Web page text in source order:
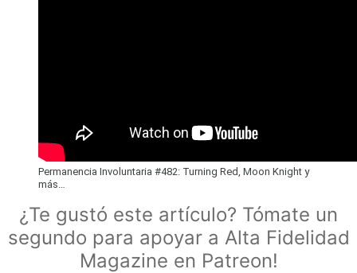
Permanencia Involuntaria #482: Turning Red, Moon Knight y
más…
¿Te gustó este artículo? Tómate un
segundo para apoyar a Alta Fidelidad
Magazine en Patreon!